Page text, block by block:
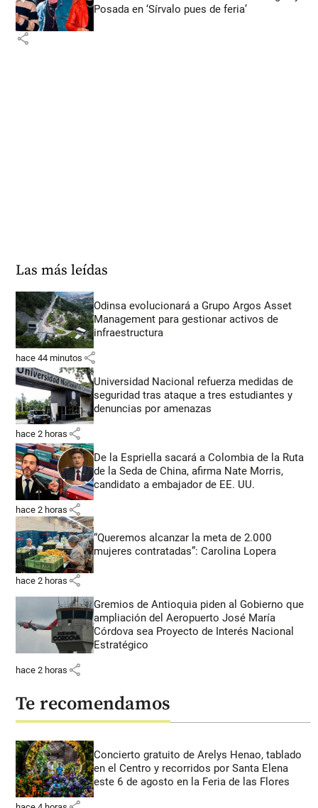
Posada en ‘Sírvalo pues de feria’
share
Las más leídas
Odinsa evolucionará a Grupo Argos Asset
Management para gestionar activos de
infraestructura
hace 44 minutos share
Universidad Nacional refuerza medidas de
seguridad tras ataque a tres estudiantes y
denuncias por amenazas
hace 2 horas share
De la Espriella sacará a Colombia de la Ruta
de la Seda de China, afirma Nate Morris,
candidato a embajador de EE. UU.
hace 2 horas share
“Queremos alcanzar la meta de 2.000
mujeres contratadas”: Carolina Lopera
hace 2 horas share
Gremios de Antioquia piden al Gobierno que
ampliación del Aeropuerto José María
Córdova sea Proyecto de Interés Nacional
Estratégico
hace 2 horas share
Te recomendamos
Concierto gratuito de Arelys Henao, tablado
en el Centro y recorridos por Santa Elena
este 6 de agosto en la Feria de las Flores